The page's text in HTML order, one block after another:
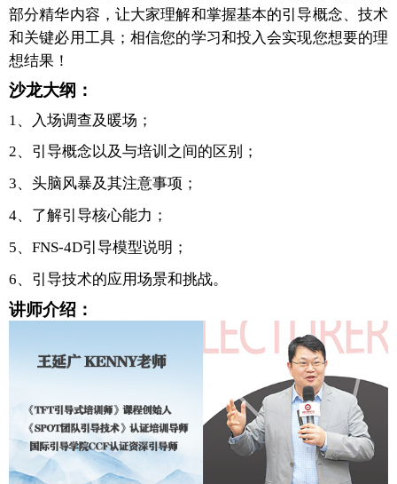
部分精华内容，让大家理解和掌握基本的引导概念、技术
和关键必用工具； 相信您的学习和投入会实现您想要的理
想结果！
沙龙大纲：
1、入场调查及暖场；
2、引导概念以及与培训之间的区别；
3、头脑风暴及其注意事项；
4、了解引导核心能力；
5、FNS-4D引导模型说明；
6、引导技术的应用场景和挑战。
讲师介绍 ：